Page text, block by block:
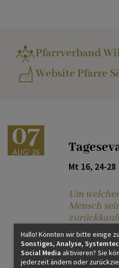
Pfarrverband
Website Pfarre
07
AUG' 26
Mt 16, 24-28
Um
Mensch
Hallo! Könnten wir bitte einige
Sonstiges, Analyse,
Social Media aktivieren? Sie
jederzeit ändern oder